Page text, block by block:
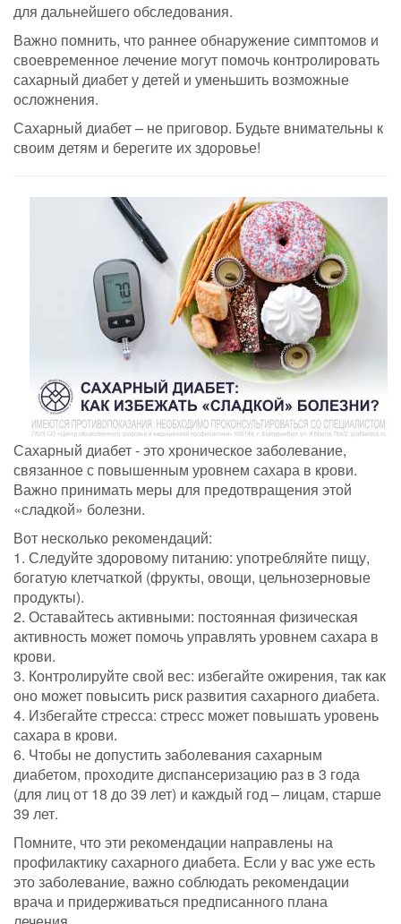
для дальнейшего обследования.
Важно помнить, что раннее обнаружение симптомов и
своевременное лечение могут помочь контролировать
сахарный диабет у детей и уменьшить возможные
осложнения.
Сахарный диабет – не приговор. Будьте внимательны к
своим детям и берегите их здоровье!
Сахарный диабет - это хроническое заболевание,
связанное с повышенным уровнем сахара в крови.
Важно принимать меры для предотвращения этой
«сладкой» болезни.
Вот несколько рекомендаций:
1. Следуйте здоровому питанию: употребляйте пищу,
богатую клетчаткой (фрукты, овощи, цельнозерновые
продукты).
2. Оставайтесь активными: постоянная физическая
активность может помочь управлять уровнем сахара в
крови.
3. Контролируйте свой вес: избегайте ожирения, так как
оно может повысить риск развития сахарного диабета.
4. Избегайте стресса: стресс может повышать уровень
сахара в крови.
6. Чтобы не допустить заболевания сахарным
диабетом, проходите диспансеризацию раз в 3 года
(для лиц от 18 до 39 лет) и каждый год – лицам, старше
39 лет.
Помните, что эти рекомендации направлены на
профилактику сахарного диабета. Если у вас уже есть
это заболевание, важно соблюдать рекомендации
врача и придерживаться предписанного плана